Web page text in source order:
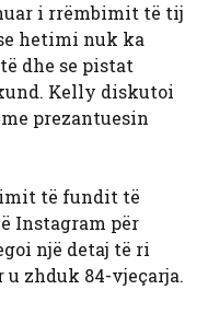
i rrëmbimit të tij
hetimi nuk ka
dhe se pistat
Kelly diskutoi
prezantuesin
të fundit të
Instagram për
një detaj të ri
zhduk 84-vjeçarja.